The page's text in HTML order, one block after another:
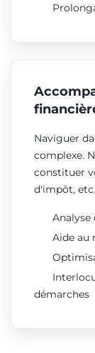
Naviguer
complexe.
constituer
d'impôt,
Aide au
démarches